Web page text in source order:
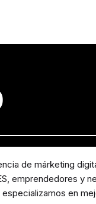
de márketing
emprendedores y
en